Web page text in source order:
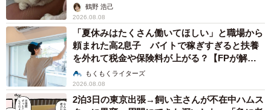
鶴野 浩己
2026.08.08
「夏休みはたくさん働いてほしい」と職場から
頼まれた高2息子 バイトで稼ぎすぎると扶養
を外れて税金や保険料が上がる？【FPが解
説】もくもくライターズ
2026.08.08
2泊3日の東京出張→飼い主さんが不在中ハムス